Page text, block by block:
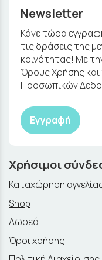
Newsletter
Κάνε τώρα
τις δράσεις της
κοινότητας! Με
Όρους Χρήσης και
Προσωπικών
Εγγραφή
Χρήσιμοι
Καταχώρηση
Shop
Δωρεά
Όροι χρήσης